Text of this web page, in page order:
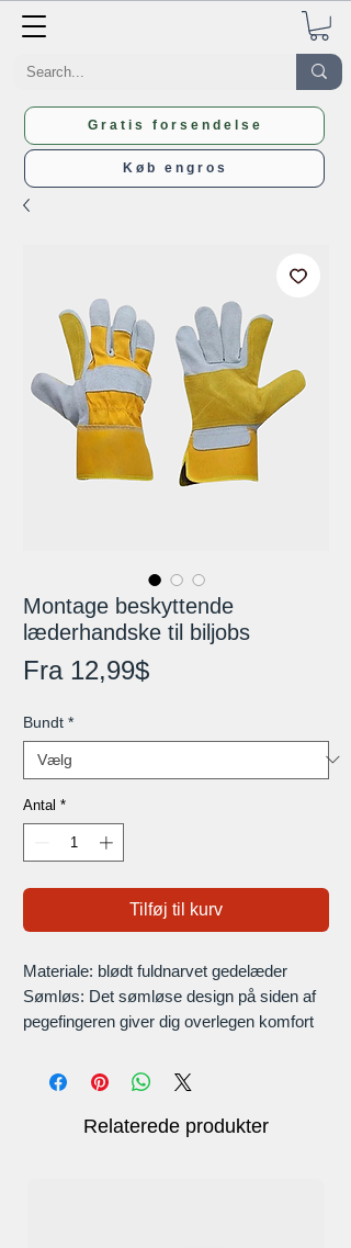
Gratis forsendelse
Køb engros
Montage beskyttende
læderhandske til biljobs
Fra 12,99$Salgspris
Bundt *
Antal *
Tilføj til kurv
Materiale: blødt fuldnarvet gedelæder
Sømløs: Det sømløse design på siden af ​​
pegefingeren giver dig overlegen komfort
Nem at bære: Åben manchet med elastik
på bagsiden for både nem og sikker
montering.Relaterede produkter